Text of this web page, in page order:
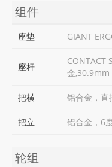
组件
座垫 GIANT
座杆
CONTACT
金,30.9mm
把横 铝合金，
把立 铝合金，6
轮组